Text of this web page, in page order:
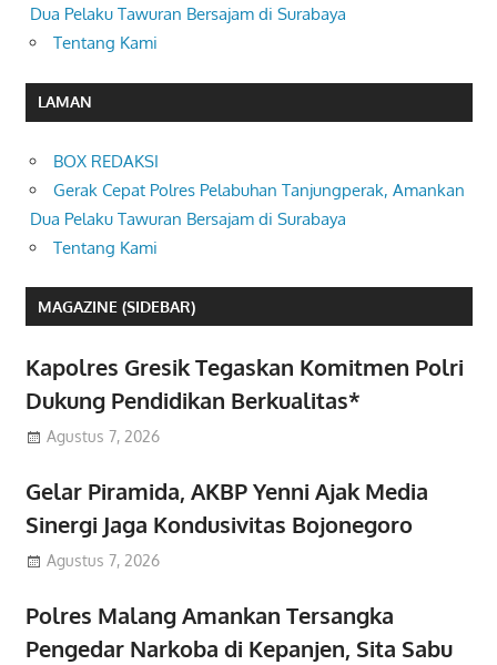
Dua Pelaku Tawuran Bersajam di Surabaya
Tentang Kami
LAMAN
BOX REDAKSI
Gerak Cepat Polres Pelabuhan Tanjungperak, Amankan
Dua Pelaku Tawuran Bersajam di Surabaya
Tentang Kami
MAGAZINE (SIDEBAR)
Kapolres Gresik Tegaskan Komitmen Polri
Dukung Pendidikan Berkualitas*
Agustus 7, 2026
Gelar Piramida, AKBP Yenni Ajak Media
Sinergi Jaga Kondusivitas Bojonegoro
Agustus 7, 2026
Polres Malang Amankan Tersangka
Pengedar Narkoba di Kepanjen, Sita Sabu